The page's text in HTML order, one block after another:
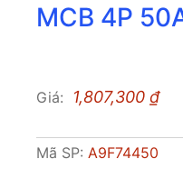
MCB 4P
Giá: 1,807,300 ₫
Mã SP: A9F74450